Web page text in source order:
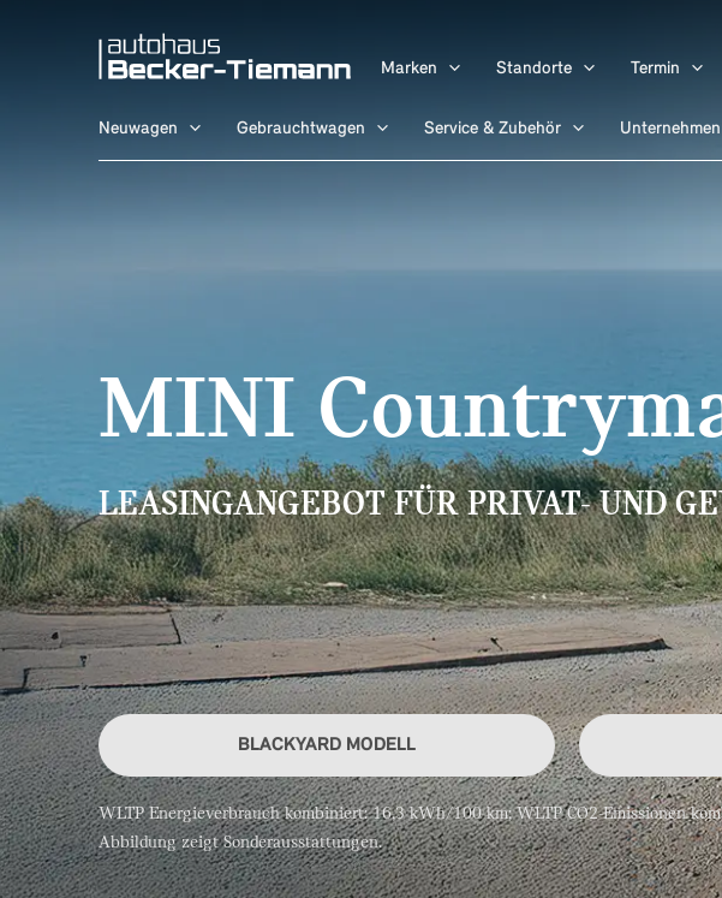
Marken Standorte Termin
Neuwagen Gebrauchtwagen Service & Zubehör Unternehmen
MINI
LEASINGANGEBOT FÜR PRIVAT- UND
WLTP Energieverbrauch kombiniert: 16,3 kWh/100 km; WLTP CO2-Emissionen
Abbildung zeigt Sonderausstattungen.
BLACKYARD MODELL